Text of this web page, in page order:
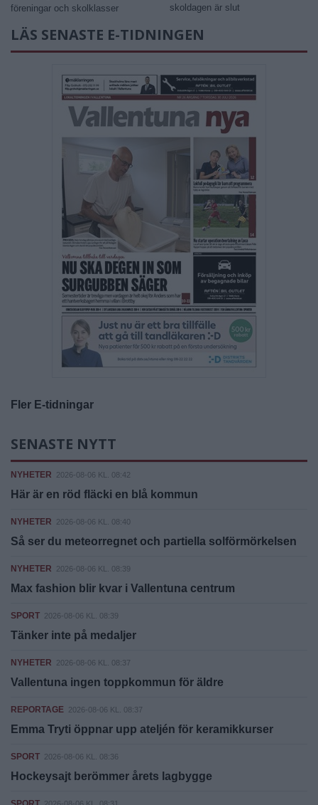
föreningar och skolklasser
skoldagen är slut
LÄS SENASTE E-TIDNINGEN
Fler E-tidningar
SENASTE NYTT
NYHETER 2026-08-06 KL. 08:42
Här är en röd fläcki en blå kommun
NYHETER 2026-08-06 KL. 08:40
Så ser du meteorregnet och partiella solförmörkelsen
NYHETER 2026-08-06 KL. 08:39
Max fashion blir kvar i Vallentuna centrum
SPORT 2026-08-06 KL. 08:39
Tänker inte på medaljer
NYHETER 2026-08-06 KL. 08:37
Vallentuna ingen toppkommun för äldre
REPORTAGE 2026-08-06 KL. 08:37
Emma Tryti öppnar upp ateljén för keramikkurser
SPORT 2026-08-06 KL. 08:36
Hockeysajt berömmer årets lagbygge